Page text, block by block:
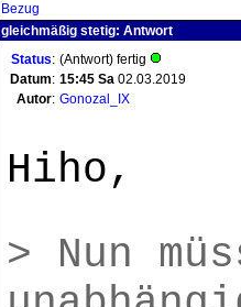
Bezug
gleichmäßig stetig: Antwort
Status: (Antwort) fertig
Datum: 15:45 Sa 02.03.2019
Autor: Gonozal_IX
Hiho,
> Nun